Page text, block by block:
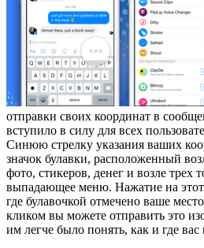
отправки своих координат в
вступило в силу для всех
Синюю стрелку указания ваших
значок булавки, расположенный
фото, стикеров, денег и возле трех
выпадающее меню. Нажатие на этот
где булавочкой отмечено ваше
кликом вы можете отправить это
им легче было понять, как и где